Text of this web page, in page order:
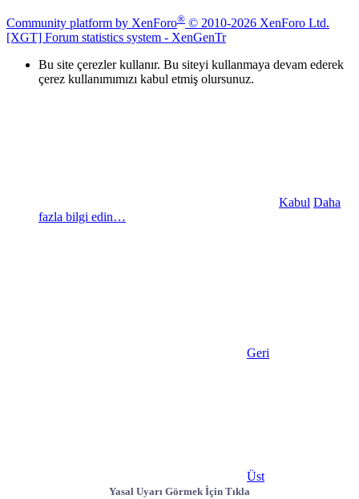
Community platform by XenForo® © 2010-2026 XenForo Ltd.
[XGT] Forum statistics system - XenGenTr
Bu site çerezler kullanır. Bu siteyi kullanmaya devam ederek
çerez kullanımımızı kabul etmiş olursunuz.
Kabul Daha
fazla bilgi edin…
Geri
Üst
Yasal Uyarı Görmek İçin Tıkla